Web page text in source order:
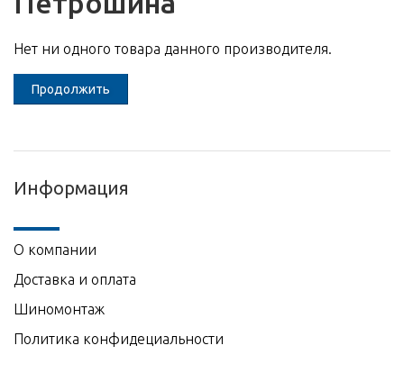
Нет ни одного товара данного производителя.
Продолжить
Информация
О компании
Доставка и оплата
Шиномонтаж
Политика конфидециальности